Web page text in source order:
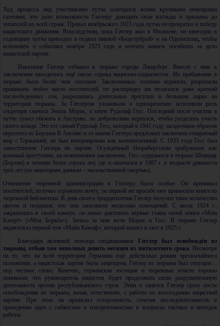
Ход процесса над участниками путча освещался всеми крупными немецкими
газетами, что дало возможность Гитлеру доводить свои взгляды и призывы до
читателей во всей стране. Провал ноябрьского 1923 года путча он превратил в победу
нацистского движения. Впоследствии, пока Гитлер жил в Мюнхене, он ежегодно в
годовщину путча приходил в подвал пивной «Бюргерброй» и на Одеонсплац, чтобы
вспомнить о событиях ноября 1923 года и почтить память погибших за дело
нацистской партии.
Наказание Гитлер отбывал в тюрьме города Ландсберг. Вместе с ним в
заключении находились ещё около сорока национал-социалистов. Их пребывание в
тюрьме было более чем сносным. Заключенных отлично кормили, разрешали
принимать любое число посетителей, по распорядку им полагался даже краткий
послеобеденных сон, разрешались длительные прогулки в большом парке на
территории тюрьмы. За Гитлером ухаживали и одновременно исполняли роль
секретаря сначала Эмиль Морис, а затем Рудольф Гесс. Последний после участия в
путче сумел убежать в Австрию, но добровольно вернулся, чтобы разделить участь
своего вождя. Это тот самый Рудольф Гесс, который в 1941 году загадочным образом
перелетел из Берлина В Англию и от имени Гитлера предложил заключить сепаратный
мир с Германией, но был интернирован как военнопленный. С 1933 года Гесс был
заместителем Гитлера по партии. Осуждённый Нюрнбергским трибуналом как
военный преступник, на пожизненное заключение, Гесс содержался в тюрьме Шпандау
(Берлин) в течение более сорока лет, где и скончался в 1987 г. в возрасте девяноста
трёх лет (по некоторым данным – насильственной смертью).
Отношение тюремной администрации к Гитлеру было особое. Он принимал
посетителей, получал огромную почту, по первой же просьбе ему приносили книги из
тюремной библиотеки. В день своего тридцатилетия Гитлер получил такое количество
цветов и подарков, что они заполнили несколько помещений. С июля 1924 г.,
закрывшись в своей камере, он начал диктовать первые главы своей книги «Mein
Kampf» («Моя Борьба»). Запись за ним вели Морис и Гесс. В тюрьме Гитлер
надиктовал первый том «Майн Кампф», который вышел в свет в 1925 г.
Благодаря активной помощи сподвижников Гитлер был освобождён из
тюрьмы, отбыв там неполных девять месяцев из пятилетнего срока. Несмотря
на то, что на всей территории Германии ещё действовал режим чрезвычайного
положения, а нацистская партия была запрещена, Гитлер из тюрьмы был отпущен…
под честное слово. Конечно, германская юстиция и тюремные власти хорошо
понимали, что руководитель нацистов будет продолжать свою разрушительную
деятельность против республиканского строя. Этим и занялся Гитлер сразу после
освобождения из тюрьмы, начав, естественно, с работы по воссозданию нацисткой
партии. При этом он проявлял осторожность, сочетая последовательность в
проведении идеи с гибкостью и изворотливостью в вопросах тактики и методов
работы.